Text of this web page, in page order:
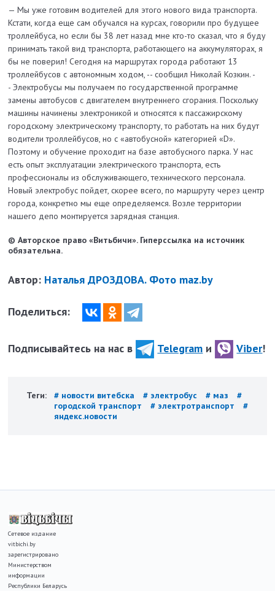
— Мы уже готовим водителей для этого нового вида транспорта.
Кстати, когда еще сам обучался на курсах, говорили про будущее
троллейбуса, но если бы 38 лет назад мне кто-то сказал, что я буду
принимать такой вид транспорта, работающего на аккумуляторах, я
бы не поверил! Сегодня на маршрутах города работают 13
троллейбусов с автономным ходом, -- сообщил Николай Козкин. -
-Электробусы мы получаем по государственной программе
замены автобусов с двигателем внутреннего сгорания. Поскольку
машины начинены электроникой и относятся к пассажирскому
городскому электрическому транспорту, то работать на них будут
водители троллейбусов, но с «автобусной» категорией «D».
Поэтому и обучение проходит на базе автобусного парка. У нас
есть опыт эксплуатации электрического транспорта, есть
профессионалы из обслуживающего, технического персонала.
Новый электробус пойдет, скорее всего, по маршруту через центр
города, конкретно мы еще определяемся. Возле территории
нашего депо монтируется зарядная станция.
© Авторское право «Витьбичи». Гиперссылка на источник
обязательна.
Автор: Наталья ДРОЗДОВА. Фото maz.by
Поделиться:
Подписывайтесь на нас в Telegram и Viber!
Теги: # новости витебска # электробус # маз
#
городской транспорт
# электротранспорт
#
яндекс.новости
Сетевое издание
vitbichi.by
зарегистрировано
Министерством
информации
Республики Беларусь